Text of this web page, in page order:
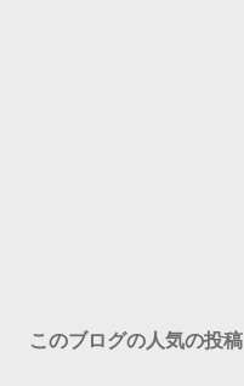
このブログの人気の投稿